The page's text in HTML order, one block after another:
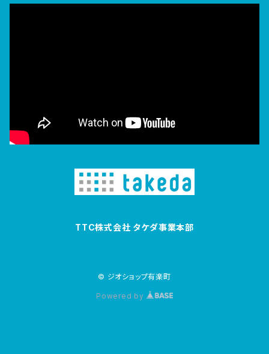
TTC株式会社 タケダ事業本部
© ジオショップ有楽町
Powered by